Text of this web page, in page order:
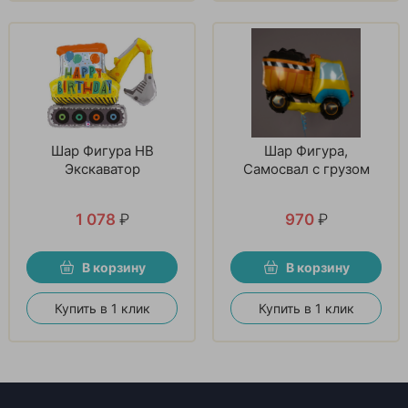
Шар Фигура HB
Экскаватор
1 078 ₽
В корзину
Купить в 1 клик
Шар Фигура,
Самосвал с грузом
970 ₽
В корзину
Купить в 1 клик